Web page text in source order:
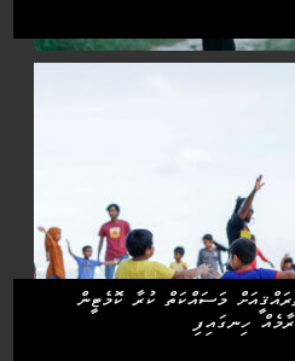
މަސައްކަތް ކުރާ ކޮމެޓީން
ހިނގައިފި